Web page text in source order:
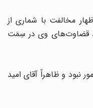
مخالفت با شماری از
قضاوت‌های وی در سِمَت
و ظاهراً آقای امید